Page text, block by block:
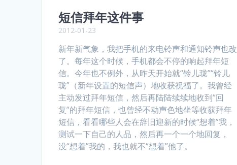
短信拜年这件事
2012-01-23
新年新气象，我把手机的来电铃声和通知铃声也改
了。每年这个时候，手机都会不停的响起拜年短
信。今年也不例外，从昨天开始就“铃儿珑”“铃儿
珑”（新年设置的短信声）地收获祝福了。我曾经
主动发过拜年短信，然后再陆陆续续地收到“回
复”的拜年短信，也曾经不动声色地坐等收获拜年
短信，看看哪些人会在辞旧迎新的时候“想着”我，
测试一下自己的人品，然后再一个一个地回复，
没“想着”我的，我也就不“想着”他了。